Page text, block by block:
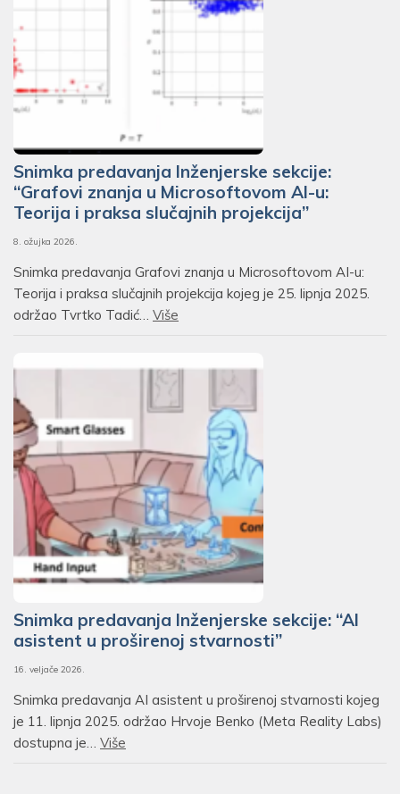
Snimka predavanja Inženjerske sekcije:
“Grafovi znanja u Microsoftovom AI-u:
Teorija i praksa slučajnih projekcija”
8. ožujka 2026.
Snimka predavanja Grafovi znanja u Microsoftovom AI-u:
Teorija i praksa slučajnih projekcija kojeg je 25. lipnja 2025.
održao Tvrtko Tadić… Više
Snimka predavanja Inženjerske sekcije: “AI
asistent u proširenoj stvarnosti”
16. veljače 2026.
Snimka predavanja AI asistent u proširenoj stvarnosti kojeg
je 11. lipnja 2025. održao Hrvoje Benko (Meta Reality Labs)
dostupna je… Više